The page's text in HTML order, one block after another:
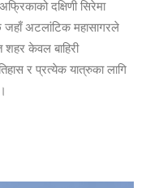
दक्षिणी सिरेमा
जहाँ अटलांटिक महासागरले
केवल बाहिरी
र प्रत्येक यात्रुका लागि